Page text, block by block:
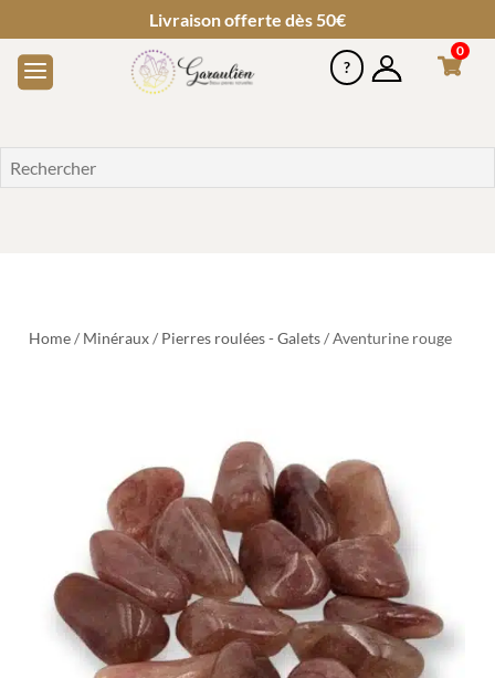
Livraison offerte dès 50€
0
Home/ Minéraux/ Pierres roulées - Galets/ Aventurine rouge